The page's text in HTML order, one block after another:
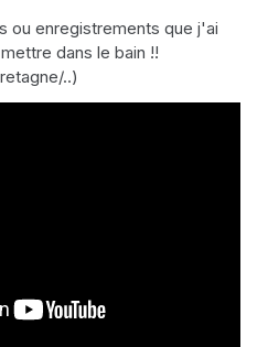
ou enregistrements que j'ai
dans le bain !!
..)